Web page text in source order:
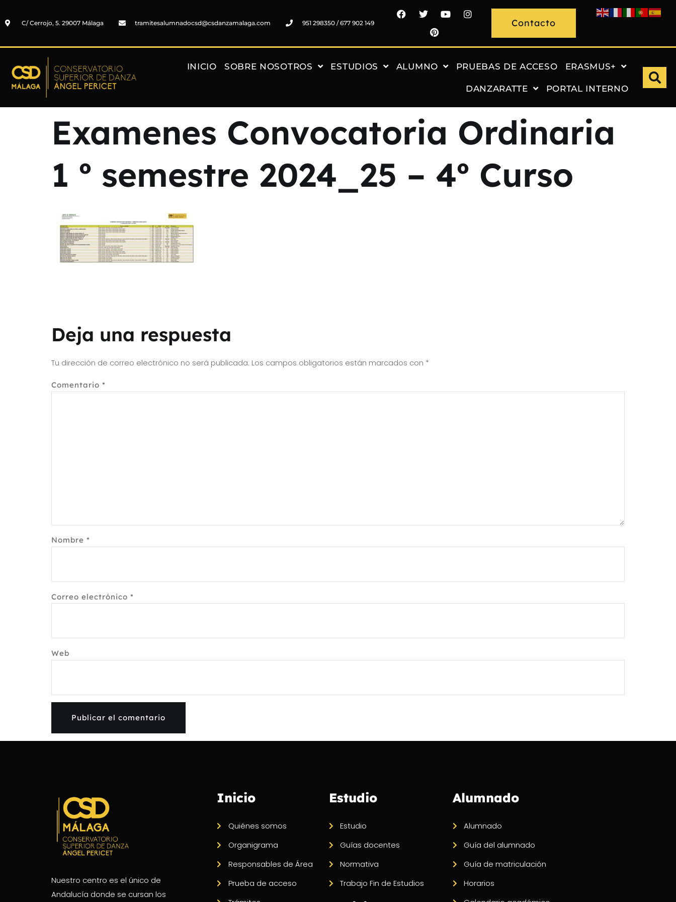
C/ Cerrojo, 5. 29007 Málaga tramitesalumnadocsd@csdanzamalaga.com 951 298350 / 677 902 149 Contacto
INICIO SOBRE NOSOTROS ESTUDIOS ALUMNO PRUEBAS DE ACCESO ERASMUS+
DANZARATTE PORTAL INTERNO
Examenes Convocatoria Ordinaria
1 º semestre 2024_25 – 4º Curso
Deja una respuesta
Tu dirección de correo electrónico no será publicada. Los campos obligatorios están marcados con *
Comentario *
Nombre *
Correo electrónico *
Web
Nuestro centro es el único de
Andalucía donde se cursan los
Inicio
Quiénes somos
Organigrama
Responsables de Área
Prueba de acceso
Estudio
Estudio
Guías docentes
Normativa
Trabajo Fin de Estudios
Alumnado
Alumnado
Guía del alumnado
Guía de matriculación
Horarios